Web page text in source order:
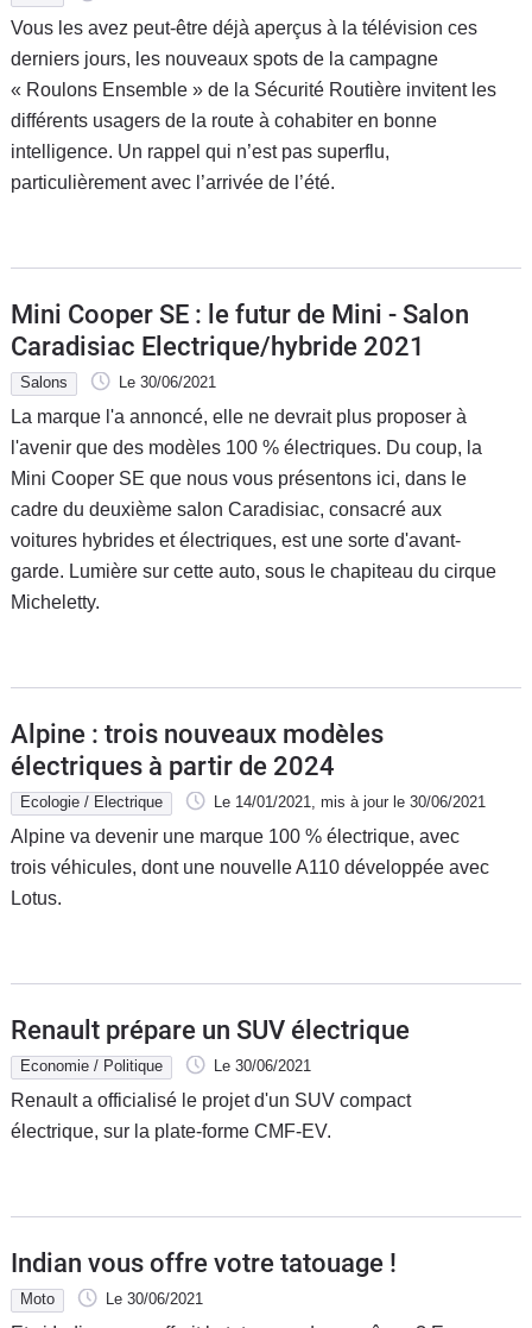
Vous les avez peut-être déjà aperçus à la télévision ces
derniers jours, les nouveaux spots de la campagne
« Roulons Ensemble » de la Sécurité Routière invitent les
différents usagers de la route à cohabiter en bonne
intelligence. Un rappel qui n’est pas superflu,
particulièrement avec l’arrivée de l’été.
Mini Cooper SE : le futur de Mini - Salon
Caradisiac Electrique/hybride 2021
Salons Le 30/06/2021
La marque l'a annoncé, elle ne devrait plus proposer à
l'avenir que des modèles 100 % électriques. Du coup, la
Mini Cooper SE que nous vous présentons ici, dans le
cadre du deuxième salon Caradisiac, consacré aux
voitures hybrides et électriques, est une sorte d'avant-
garde. Lumière sur cette auto, sous le chapiteau du cirque
Micheletty.
Alpine : trois nouveaux modèles
électriques à partir de 2024
Ecologie / Electrique Le 14/01/2021, mis à jour le 30/06/2021
Alpine va devenir une marque 100 % électrique, avec
trois véhicules, dont une nouvelle A110 développée avec
Lotus.
Renault prépare un SUV électrique
Economie / Politique Le 30/06/2021
Renault a officialisé le projet d'un SUV compact
électrique, sur la plate-forme CMF-EV.
Indian vous offre votre tatouage !
Moto Le 30/06/2021